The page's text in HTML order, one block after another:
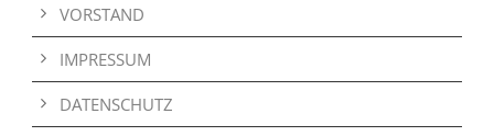
VORSTAND
IMPRESSUM
DATENSCHUTZ